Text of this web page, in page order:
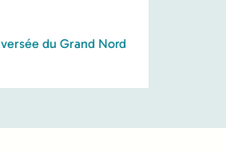
du Grand Nord